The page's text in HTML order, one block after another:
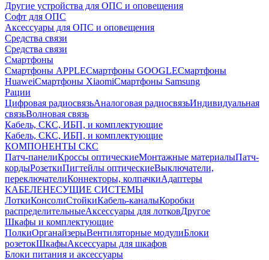
Другие устройства для ОПС и оповещения
Софт для ОПС
Аксессуары для ОПС и оповещения
Средства связи
Средства связи
Смартфоны
Смартфоны APPLEСмартфоны GOOGLEСмартфоны
HuaweiСмартфоны XiaomiСмартфоны Samsung
Рации
Цифровая радиосвязьАналоговая радиосвязьИндивидуальная
связьВолновая связь
Кабель, СКС, ИБП, и комплектующие
Кабель, СКС, ИБП, и комплектующие
КОМПОНЕНТЫ СКС
Патч-панелиКроссы оптическиеМонтажные материалыПатч-
кордыРозеткиПигтейлы оптическиеВыключатели,
переключателиКоннекторы, колпачкиАдаптеры
КАБЕЛЕНЕСУЩИЕ СИСТЕМЫ
ЛоткиКонсолиСтойкиКабель-каналыКоробки
распределительныеАксессуары для лотковДругое
Шкафы и комплектующие
ПолкиОрганайзерыВентиляторные модулиБлоки
розетокШкафыАксессуары для шкафов
Блоки питания и аксессуары